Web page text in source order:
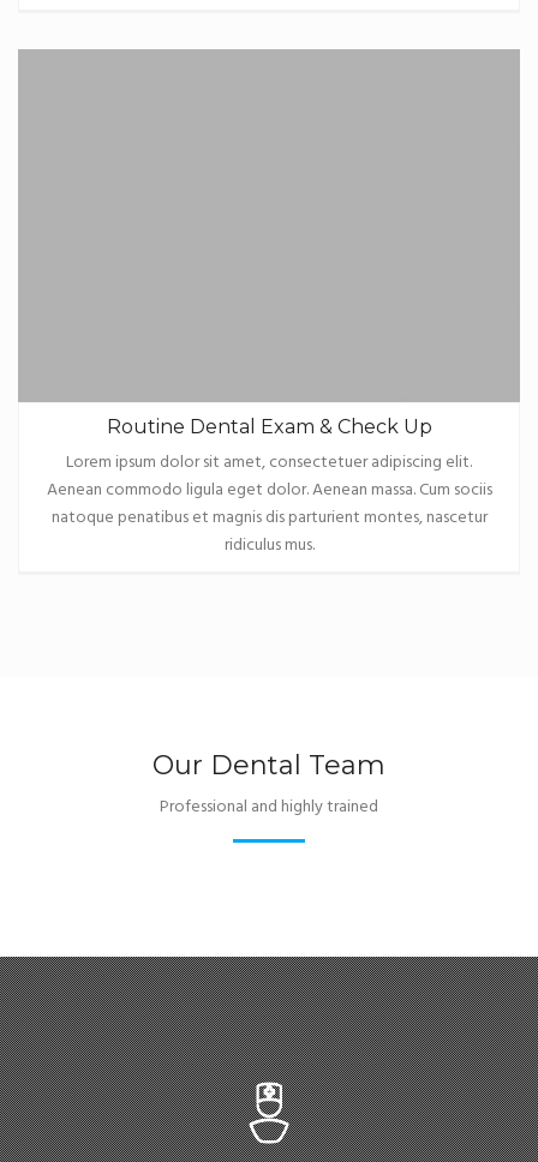
Routine Dental Exam & Check Up
Lorem ipsum dolor sit amet, consectetuer adipiscing elit.
Aenean commodo ligula eget dolor. Aenean massa. Cum sociis
natoque penatibus et magnis dis parturient montes, nascetur
ridiculus mus.
Our Dental Team
Professional and highly trained